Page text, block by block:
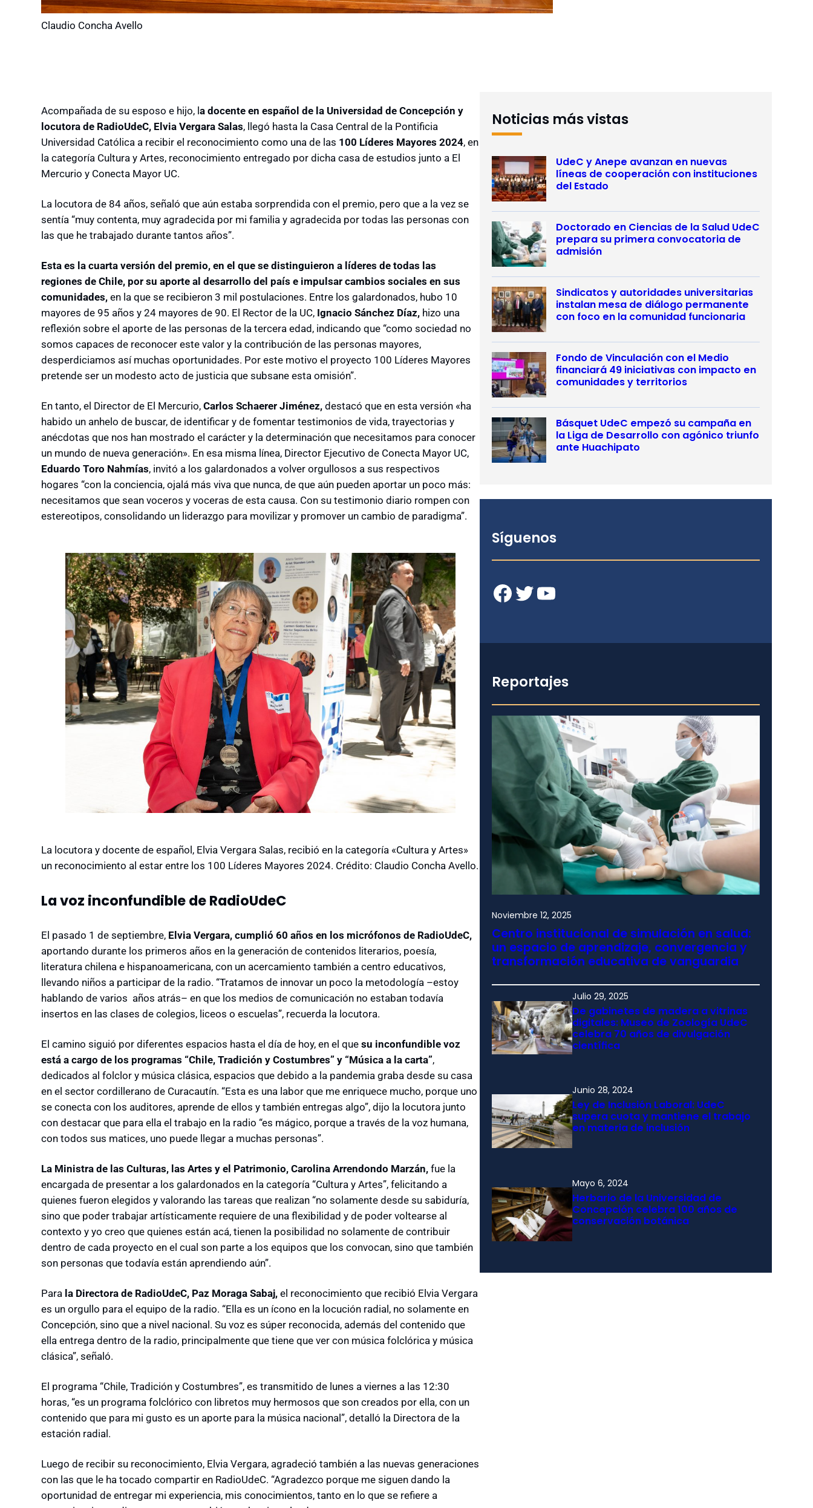
Claudio Concha Avello
Acompañada de su esposo e hijo, la docente en español de la Universidad de Concepción y
locutora de RadioUdeC, Elvia Vergara Salas, llegó hasta la Casa Central de la Pontificia
Universidad Católica a recibir el reconocimiento como una de las 100 Líderes Mayores 2024, en
la categoría Cultura y Artes, reconocimiento entregado por dicha casa de estudios junto a El
Mercurio y Conecta Mayor UC.
La locutora de 84 años, señaló que aún estaba sorprendida con el premio, pero que a la vez se
sentía “muy contenta, muy agradecida por mi familia y agradecida por todas las personas con
las que he trabajado durante tantos años”.
Esta es la cuarta versión del premio, en el que se distinguieron a líderes de todas las
regiones de Chile, por su aporte al desarrollo del país e impulsar cambios sociales en sus
comunidades, en la que se recibieron 3 mil postulaciones. Entre los galardonados, hubo 10
mayores de 95 años y 24 mayores de 90. El Rector de la UC, Ignacio Sánchez Díaz, hizo una
reflexión sobre el aporte de las personas de la tercera edad, indicando que “como sociedad no
somos capaces de reconocer este valor y la contribución de las personas mayores,
desperdiciamos así muchas oportunidades. Por este motivo el proyecto 100 Líderes Mayores
pretende ser un modesto acto de justicia que subsane esta omisión”.
En tanto, el Director de El Mercurio, Carlos Schaerer Jiménez, destacó que en esta versión «ha
habido un anhelo de buscar, de identificar y de fomentar testimonios de vida, trayectorias y
anécdotas que nos han mostrado el carácter y la determinación que necesitamos para conocer
un mundo de nueva generación». En esa misma línea, Director Ejecutivo de Conecta Mayor UC,
Eduardo Toro Nahmías, invitó a los galardonados a volver orgullosos a sus respectivos
hogares “con la conciencia, ojalá más viva que nunca, de que aún pueden aportar un poco más:
necesitamos que sean voceros y voceras de esta causa. Con su testimonio diario rompen con
estereotipos, consolidando un liderazgo para movilizar y promover un cambio de paradigma”.
La locutora y docente de español, Elvia Vergara Salas, recibió en la categoría «Cultura y Artes»
un reconocimiento al estar entre los 100 Líderes Mayores 2024. Crédito: Claudio Concha Avello.
La voz inconfundible de RadioUdeC
El pasado 1 de septiembre, Elvia Vergara, cumplió 60 años en los micrófonos de RadioUdeC,
aportando durante los primeros años en la generación de contenidos literarios, poesía,
literatura chilena e hispanoamericana, con un acercamiento también a centro educativos,
llevando niños a participar de la radio. “Tratamos de innovar un poco la metodología –estoy
hablando de varios años atrás– en que los medios de comunicación no estaban todavía
insertos en las clases de colegios, liceos o escuelas”, recuerda la locutora.
El camino siguió por diferentes espacios hasta el día de hoy, en el que su inconfundible voz
está a cargo de los programas “Chile, Tradición y Costumbres” y “Música a la carta”,
dedicados al folclor y música clásica, espacios que debido a la pandemia graba desde su casa
en el sector cordillerano de Curacautín. “Esta es una labor que me enriquece mucho, porque uno
se conecta con los auditores, aprende de ellos y también entregas algo”, dijo la locutora junto
con destacar que para ella el trabajo en la radio “es mágico, porque a través de la voz humana,
con todos sus matices, uno puede llegar a muchas personas”.
La Ministra de las Culturas, las Artes y el Patrimonio, Carolina Arrendondo Marzán, fue la
encargada de presentar a los galardonados en la categoría “Cultura y Artes”, felicitando a
quienes fueron elegidos y valorando las tareas que realizan “no solamente desde su sabiduría,
sino que poder trabajar artísticamente requiere de una flexibilidad y de poder voltearse al
contexto y yo creo que quienes están acá, tienen la posibilidad no solamente de contribuir
dentro de cada proyecto en el cual son parte a los equipos que los convocan, sino que también
son personas que todavía están aprendiendo aún”.
Para la Directora de RadioUdeC, Paz Moraga Sabaj, el reconocimiento que recibió Elvia Vergara
es un orgullo para el equipo de la radio. “Ella es un ícono en la locución radial, no solamente en
Concepción, sino que a nivel nacional. Su voz es súper reconocida, además del contenido que
ella entrega dentro de la radio, principalmente que tiene que ver con música folclórica y música
clásica”, señaló.
El programa “Chile, Tradición y Costumbres”, es transmitido de lunes a viernes a las 12:30
horas, “es un programa folclórico con libretos muy hermosos que son creados por ella, con un
contenido que para mi gusto es un aporte para la música nacional”, detalló la Directora de la
estación radial.
Luego de recibir su reconocimiento, Elvia Vergara, agradeció también a las nuevas generaciones
con las que le ha tocado compartir en RadioUdeC. “Agradezco porque me siguen dando la
oportunidad de entregar mi experiencia, mis conocimientos, tanto en lo que se refiere a
Noticias más vistas
UdeC y Anepe avanzan en nuevas
líneas de cooperación con instituciones
del Estado
Doctorado en Ciencias de la Salud UdeC
prepara su primera convocatoria de
admisión
Sindicatos y autoridades universitarias
instalan mesa de diálogo permanente
con foco en la comunidad funcionaria
Fondo de Vinculación con el Medio
financiará 49 iniciativas con impacto en
comunidades y territorios
Básquet UdeC empezó su campaña en
la Liga de Desarrollo con agónico triunfo
ante Huachipato
Síguenos
Facebook Twitter YouTube
Reportajes
Noviembre 12, 2025
Centro institucional de simulación en salud:
un espacio de aprendizaje, convergencia y
transformación educativa de vanguardia
Julio 29, 2025
De gabinetes de madera a vitrinas
digitales: Museo de Zoología UdeC
celebra 70 años de divulgación
científica
Junio 28, 2024
Ley de Inclusión Laboral: UdeC
supera cuota y mantiene el trabajo
en materia de inclusión
Mayo 6, 2024
Herbario de la Universidad de
Concepción celebra 100 años de
conservación botánica